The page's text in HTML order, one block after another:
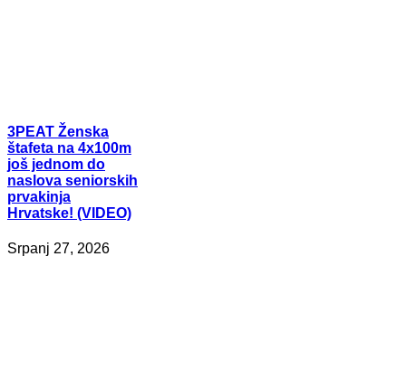
3PEAT Ženska
štafeta na 4x100m
još jednom do
naslova seniorskih
prvakinja
Hrvatske! (VIDEO)
Srpanj 27, 2026